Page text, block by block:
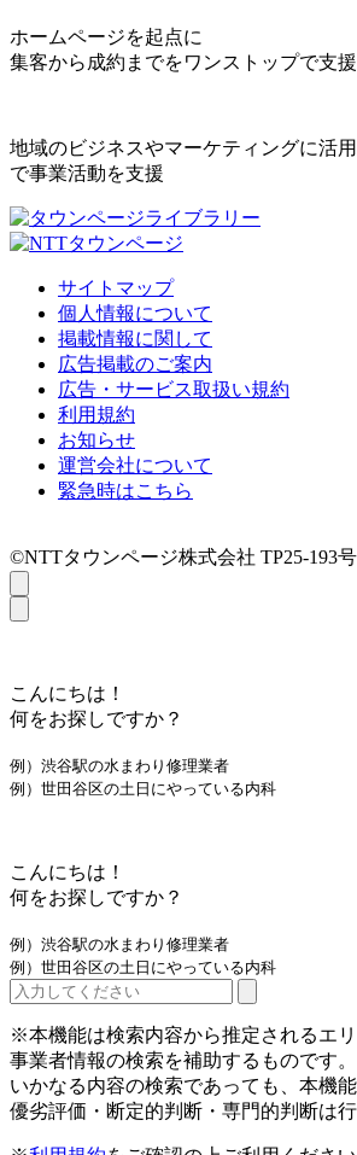
ホームページを起点に
集客から成約までをワンストップで支援
地域のビジネスやマーケティングに活
で事業活動を支援
サイトマップ
個人情報について
掲載情報に関して
広告掲載のご案内
広告・サービス取扱い規約
利用規約
お知らせ
運営会社について
緊急時はこちら
©NTTタウンページ株式会社 TP25-193号
こんにちは！
何をお探しですか？
例）渋谷駅の水まわり修理業者
例）世田谷区の土日にやっている内科
こんにちは！
何をお探しですか？
例）渋谷駅の水まわり修理業者
例）世田谷区の土日にやっている内科
※本機能は検索内容から推定されるエリ
事業者情報の検索を補助するものです。
いかなる内容の検索であっても、本機
優劣評価・断定的判断・専門的判断は行